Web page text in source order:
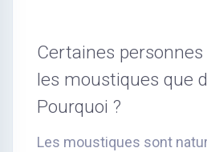
Certaines
les moustiques que
Pourquoi ?
Les moustiques sont